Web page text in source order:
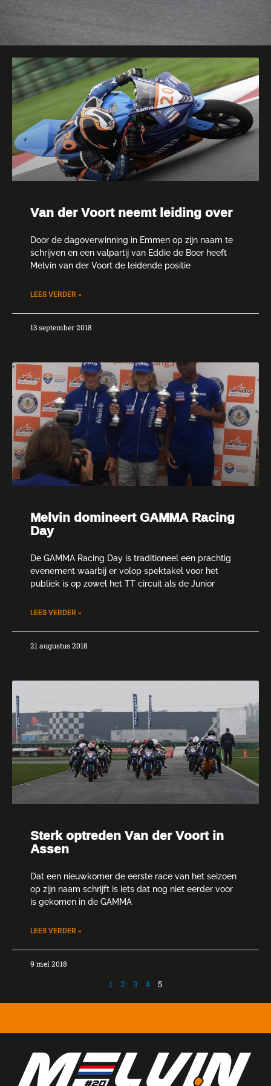
Van der Voort neemt leiding over
Door de dagoverwinning in Emmen op zijn naam te
schrijven en een valpartij van Eddie de Boer heeft
Melvin van der Voort de leidende positie
LEES VERDER »
13 september 2018
Melvin domineert GAMMA Racing
Day
De GAMMA Racing Day is traditioneel een prachtig
evenement waarbij er volop spektakel voor het
publiek is op zowel het TT circuit als de Junior
LEES VERDER »
21 augustus 2018
Sterk optreden Van der Voort in
Assen
Dat een nieuwkomer de eerste race van het seizoen
op zijn naam schrijft is iets dat nog niet eerder voor
is gekomen in de GAMMA
LEES VERDER »
9 mei 2018
Pagina
1
Pagina
2
Pagina
3
Pagina
4
Pagina
5